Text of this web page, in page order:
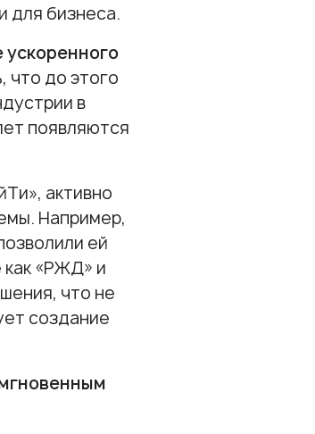
для бизнеса.
что до этого
в
появляются
активно
Например,
ей
как «РЖД» и
что не
создание